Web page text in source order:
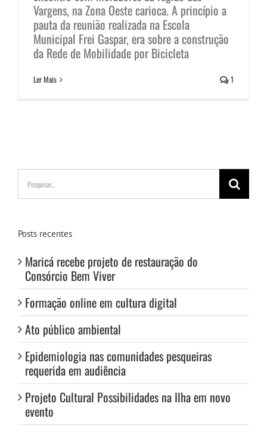
Vargens, na Zona Oeste carioca. A princípio a
pauta da reunião realizada na Escola
Municipal Frei Gaspar, era sobre a construção
da Rede de Mobilidade por Bicicleta
Ler Mais 1
Buscar
resultados
para:
Posts recentes
Maricá recebe projeto de restauração do
Consórcio Bem Viver
Formação online em cultura digital
Ato público ambiental
Epidemiologia nas comunidades pesqueiras
requerida em audiência
Projeto Cultural Possibilidades na Ilha em novo
evento